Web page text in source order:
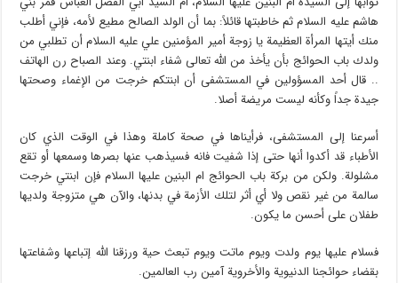
هاشم عليه السلام ثم خاطبتها قائلاً: بما أن الولد الصالح مطيع لأمه، فإني أطلب
منك أيتها المرأة العظيمة يا زوجة أمير المؤمنين علي عليه السلام أن تطلبي من
ولدك باب الحوائج بأن يأخذ من الله تعالى شفاء ابنتي. وعند الصباح رن الهاتف
.. قال أحد المسؤولين في المستشفى أن ابنتكم خرجت من الإغماء وصحتها
جيدة جداً وكأنه ليست مريضة أصلا.
أسرعنا إلى المستشفى، فرأيناها في صحة كاملة وهذا في الوقت الذي كان
الأطباء قد أكدوا أنها حتى إذا شفيت فانه فسيذهب عنها بصرها وسمعها أو تقع
مشلولة. ولكن من بركة باب الحوائج ام البنين عليها السلام فإن ابنتي خرجت
سالمة من غير نقص ولا أي أثر لتلك الأزمة في بدنها، والآن هي متزوجة ولديها
طفلان على أحسن ما يكون.
فسلام عليها يوم ولدت ويوم ماتت ويوم تبعث حية ورزقنا الله إتباعها وشفاعتها
بقضاء حوائجنا الدنيوية والأخروية آمين رب العالمين.